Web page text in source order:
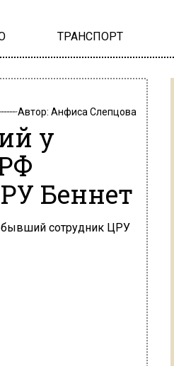
ТРАНСПОРТ
Автор: Анфиса Слепцова
у
Беннет